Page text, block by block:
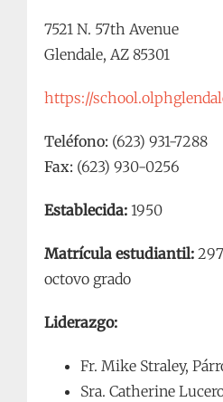
7521 N. 57th Avenue
Glendale, AZ 85301
https://
Teléfono: (623) 931-7288
Fax: (623) 930-0256
Establecida: 1950
Matrícula estudiantil:
octovo grado
Liderazgo:
Fr. Mike Straley,
Sra. Catherine